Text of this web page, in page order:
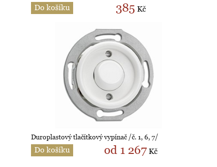
Do košíku 385 Kč
Duroplastový tlačítkový vypínač /č. 1, 6, 7/
Do košíku od 1 267 Kč